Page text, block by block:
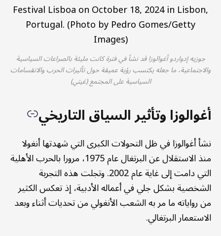
جوزيه إدواردو أغوالوزا قد نشأ في فترة كانت مليئة بالصراعات السياسية
والاجتماعية، ما جعله يكتسب رؤية عميقة حول تأثيرات الحرب والانقسامات
السياسية على المجتمع (غيتي)
أغوالوزا وتأثير السياق التاريخي
نشأ أغوالوزا في ظل التحولات الكبرى التي شهدتها أنغولا
منذ الاستقلال عن البرتغال عام 1975، مرورا بالحرب الأهلية
التي دامت إلى غاية عام 2002. وتجلت هذه التجربة
الشخصية بشكل جلي في أعماله الأدبية، إذ تعكس الكثير
من رواياته ما مر به الشعب الأنغولي من تحديات أثناء وبعد
الاستعمار البرتغالي.